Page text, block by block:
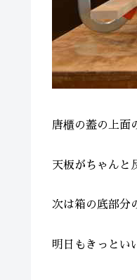
唐櫃の蓋の上面
天板がちゃんと
次は箱の底部分
明日もきっとい